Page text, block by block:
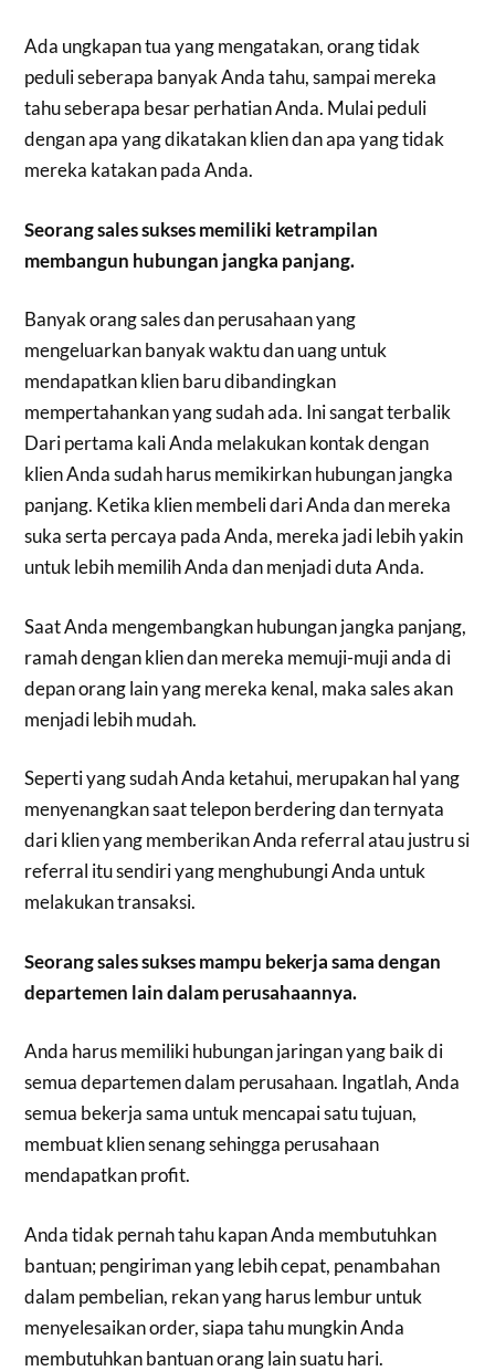
Ada ungkapan tua yang mengatakan, orang tidak
peduli seberapa banyak Anda tahu, sampai mereka
tahu seberapa besar perhatian Anda. Mulai peduli
dengan apa yang dikatakan klien dan apa yang tidak
mereka katakan pada Anda.
Seorang sales sukses memiliki ketrampilan
membangun hubungan jangka panjang.
Banyak orang sales dan perusahaan yang
mengeluarkan banyak waktu dan uang untuk
mendapatkan klien baru dibandingkan
mempertahankan yang sudah ada. Ini sangat terbalik
Dari pertama kali Anda melakukan kontak dengan
klien Anda sudah harus memikirkan hubungan jangka
panjang. Ketika klien membeli dari Anda dan mereka
suka serta percaya pada Anda, mereka jadi lebih yakin
untuk lebih memilih Anda dan menjadi duta Anda.
Saat Anda mengembangkan hubungan jangka panjang,
ramah dengan klien dan mereka memuji-muji anda di
depan orang lain yang mereka kenal, maka sales akan
menjadi lebih mudah.
Seperti yang sudah Anda ketahui, merupakan hal yang
menyenangkan saat telepon berdering dan ternyata
dari klien yang memberikan Anda referral atau justru si
referral itu sendiri yang menghubungi Anda untuk
melakukan transaksi.
Seorang sales sukses mampu bekerja sama dengan
departemen lain dalam perusahaannya.
Anda harus memiliki hubungan jaringan yang baik di
semua departemen dalam perusahaan. Ingatlah, Anda
semua bekerja sama untuk mencapai satu tujuan,
membuat klien senang sehingga perusahaan
mendapatkan profit.
Anda tidak pernah tahu kapan Anda membutuhkan
bantuan; pengiriman yang lebih cepat, penambahan
dalam pembelian, rekan yang harus lembur untuk
menyelesaikan order, siapa tahu mungkin Anda
membutuhkan bantuan orang lain suatu hari.